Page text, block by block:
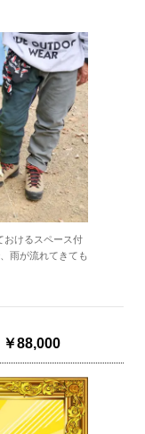
おけるスペース付
雨が流れてきても
88,000